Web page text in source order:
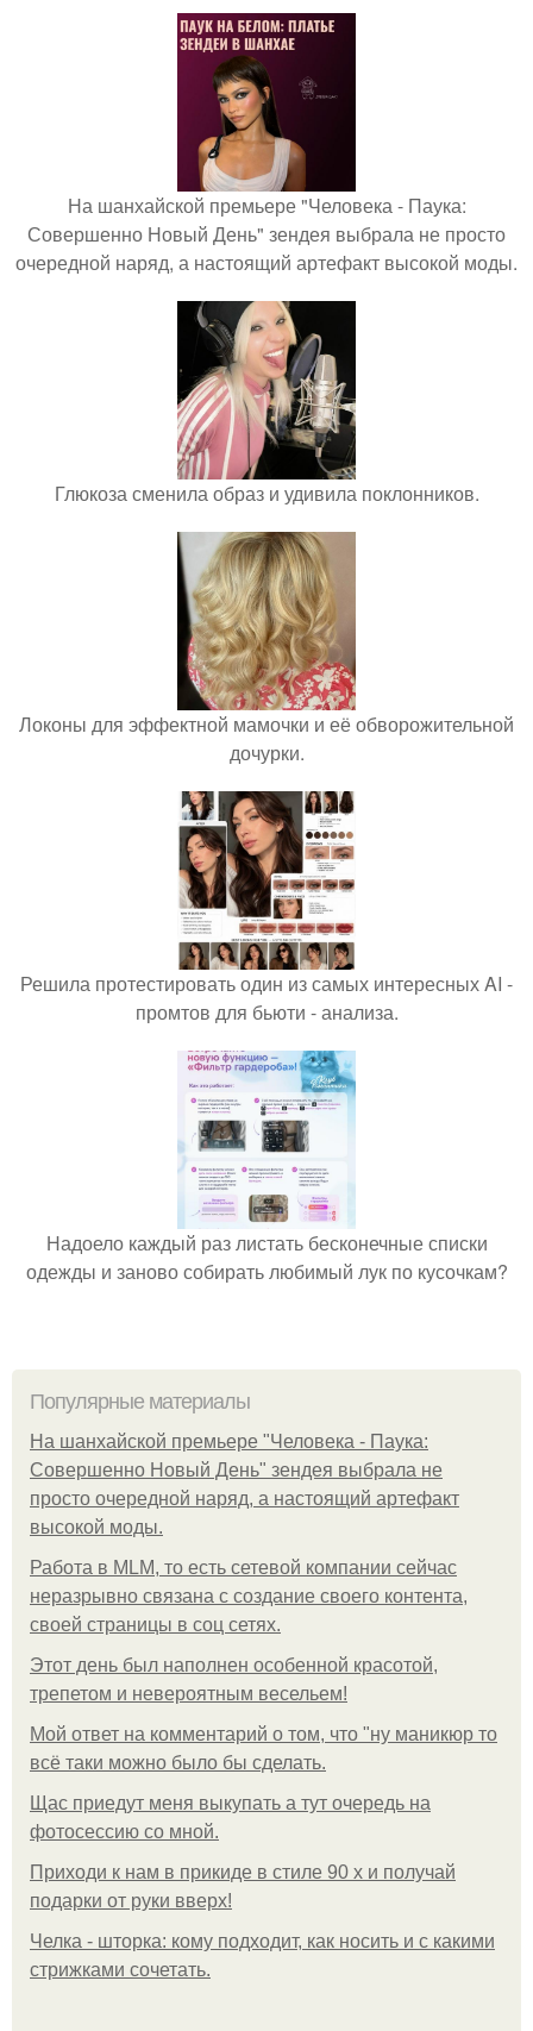
На шанхайской премьере "Человека - Паука:
Совершенно Новый День" зендея выбрала не просто
очередной наряд, а настоящий артефакт высокой моды.
Глюкоза сменила образ и удивила поклонников.
Локоны для эффектной мамочки и её обворожительной
дочурки.
Решила протестировать один из самых интересных AI -
промтов для бьюти - анализа.
Надоело каждый раз листать бесконечные списки
одежды и заново собирать любимый лук по кусочкам?
Популярные материалы
На шанхайской премьере "Человека - Паука:
Совершенно Новый День" зендея выбрала не
просто очередной наряд, а настоящий артефакт
высокой моды.
Работа в MLM, то есть сетевой компании сейчас
неразрывно связана с создание своего контента,
своей страницы в соц сетях.
Этот день был наполнен особенной красотой,
трепетом и невероятным весельем!
Мой ответ на комментарий о том, что "ну маникюр то
всё таки можно было бы сделать.
Щас приедут меня выкупать а тут очередь на
фотосессию со мной.
Приходи к нам в прикиде в стиле 90 х и получай
подарки от руки вверх!
Челка - шторка: кому подходит, как носить и с какими
стрижками сочетать.